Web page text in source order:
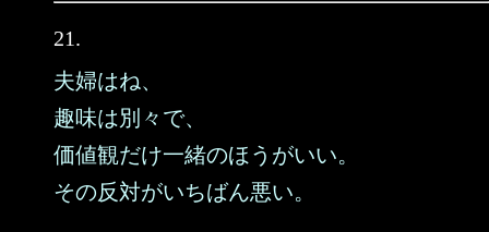
21.
夫婦はね、
趣味は別々で、
価値観だけ一緒のほうがいい。
その反対がいちばん悪い。